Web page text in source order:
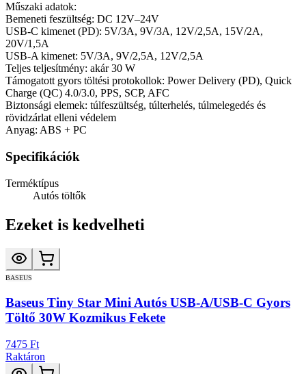
Műszaki adatok:
Bemeneti feszültség: DC 12V–24V
USB-C kimenet (PD): 5V/3A, 9V/3A, 12V/2,5A, 15V/2A,
20V/1,5A
USB-A kimenet: 5V/3A, 9V/2,5A, 12V/2,5A
Teljes teljesítmény: akár 30 W
Támogatott gyors töltési protokollok: Power Delivery (PD), Quick
Charge (QC) 4.0/3.0, PPS, SCP, AFC
Biztonsági elemek: túlfeszültség, túlterhelés, túlmelegedés és
rövidzárlat elleni védelem
Anyag: ABS + PC
Specifikációk
Terméktípus
Autós töltők
Ezeket is kedvelheti
BASEUS
Baseus Tiny Star Mini Autós USB-A/USB-C Gyors
Töltő 30W Kozmikus Fekete
7475 Ft
Raktáron